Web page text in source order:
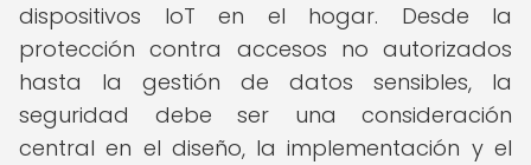
dispositivos IoT en el hogar. Desde la
protección contra accesos no autorizados
hasta la gestión de datos sensibles, la
seguridad debe ser una consideración
central en el diseño, la implementación y el